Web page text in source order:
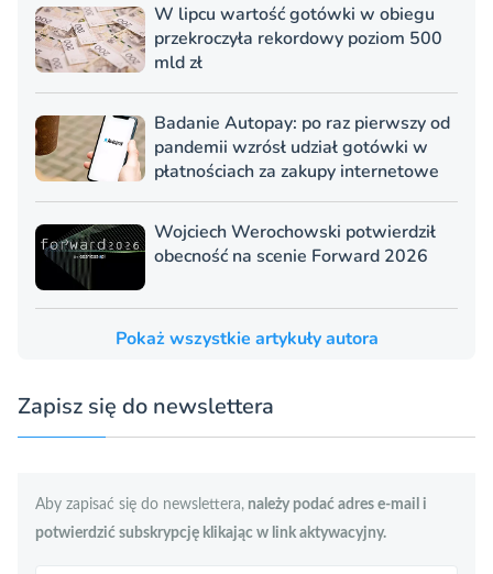
W lipcu wartość gotówki w obiegu
przekroczyła rekordowy poziom 500
mld zł
Badanie Autopay: po raz pierwszy od
pandemii wzrósł udział gotówki w
płatnościach za zakupy internetowe
Wojciech Werochowski potwierdził
obecność na scenie Forward 2026
Pokaż wszystkie artykuły autora
Zapisz się do newslettera
Aby zapisać się do newslettera, należy podać adres e-mail i
potwierdzić subskrypcję klikając w link aktywacyjny.